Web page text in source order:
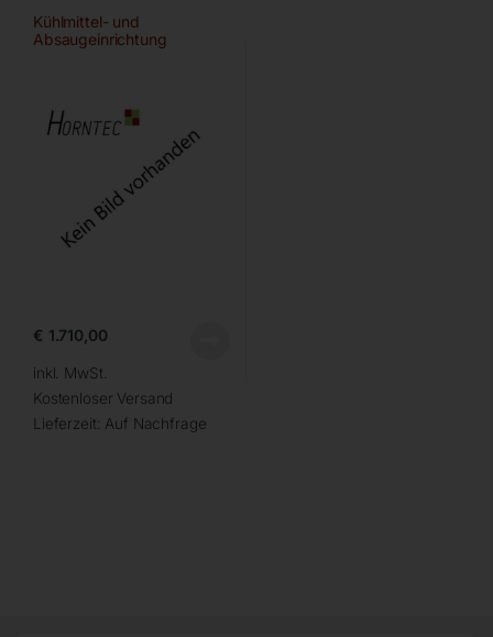
Kühlmittel- und
Absaugeinrichtung
€ 1.710,00
inkl. MwSt.
Kostenloser Versand
Lieferzeit: Auf Nachfrage